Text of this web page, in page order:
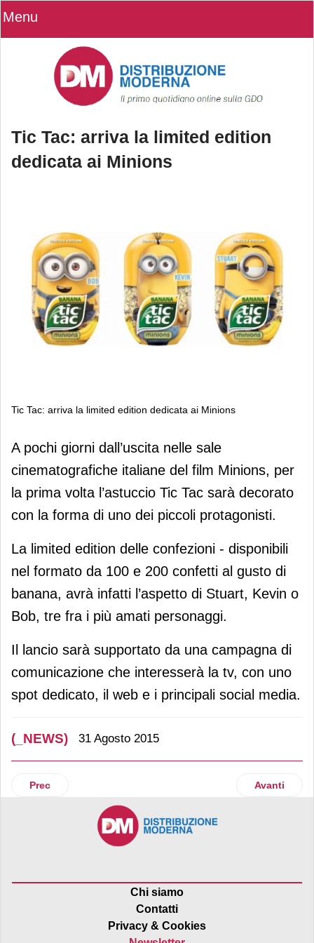
Menu
Tic Tac: arriva la limited edition
dedicata ai Minions
Tic Tac: arriva la limited edition dedicata ai Minions
Tic Tac: arriva la limited edition
dedicata ai Minions
A pochi giorni dall’uscita nelle sale
cinematografiche italiane del film Minions, per
la prima volta l’astuccio Tic Tac sarà decorato
con la forma di uno dei piccoli protagonisti.
La limited edition delle confezioni - disponibili
nel formato da 100 e 200 confetti al gusto di
banana, avrà infatti l’aspetto di Stuart, Kevin o
Bob, tre fra i più amati personaggi.
Il lancio sarà supportato da una campagna di
comunicazione che interesserà la tv, con uno
spot dedicato, il web e i principali social media.
(_NEWS) 31 Agosto 2015
Articolo precedente: Technical Consumer Goods: fatturato
Prec Articolo
Avanti
Chi siamo
Contatti
Privacy & Cookies